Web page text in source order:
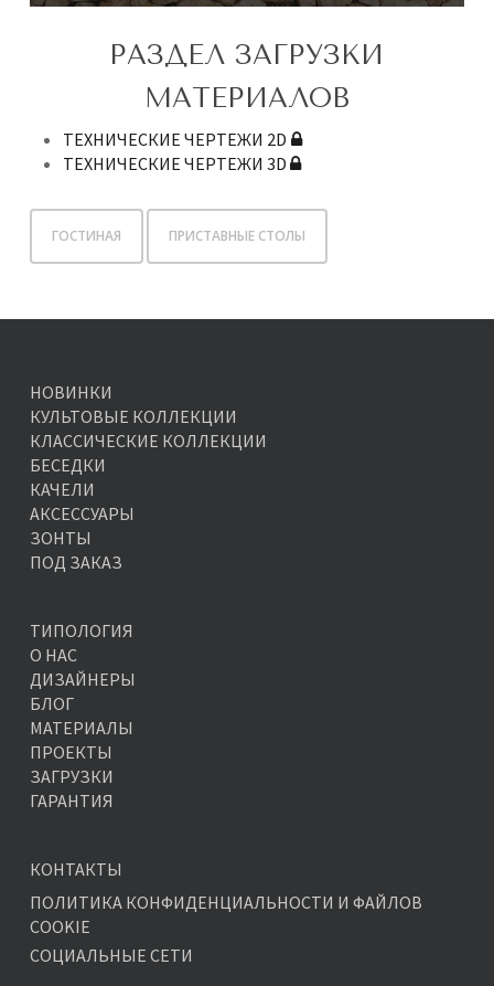
РАЗДЕЛ ЗАГРУЗКИ
МАТЕРИАЛОВ
ТЕХНИЧЕСКИЕ ЧЕРТЕЖИ 2D
ТЕХНИЧЕСКИЕ ЧЕРТЕЖИ 3D
ГОСТИНАЯ ПРИСТАВНЫЕ СТОЛЫ
НОВИНКИ
КУЛЬТОВЫЕ КОЛЛЕКЦИИ
КЛАССИЧЕСКИЕ КОЛЛЕКЦИИ
БЕСЕДКИ
КАЧЕЛИ
АКСЕССУАРЫ
ЗОНТЫ
ПОД ЗАКАЗ
ТИПОЛОГИЯ
О НАС
ДИЗАЙНЕРЫ
БЛОГ
МАТЕРИАЛЫ
ПРОЕКТЫ
ЗАГРУЗКИ
ГАРАНТИЯ
КОНТАКТЫ
ПОЛИТИКА КОНФИДЕНЦИАЛЬНОСТИ И ФАЙЛОВ
COOKIE
СОЦИАЛЬНЫЕ СЕТИ